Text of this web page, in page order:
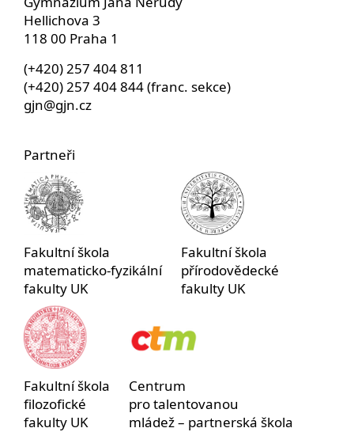
Hellichova 3
118 00 Praha 1
(+420) 257 404 811
(+420) 257 404 844 (franc. sekce)
gjn@gjn.cz
Partneři
Fakultní škola
matematicko-fyzikální
fakulty UK
Fakultní škola
přírodovědecké
fakulty UK
Fakultní škola
filozofické
fakulty UK
Centrum
pro talentovanou
mládež – partnerská škola